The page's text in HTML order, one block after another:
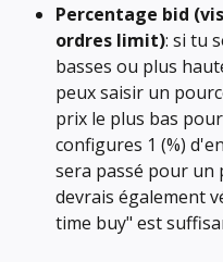
Percentage bid
ordres limit): si tu
basses ou plus
peux saisir un
prix le plus bas
configures 1 (%)
sera passé pour un
devrais également
time buy" est